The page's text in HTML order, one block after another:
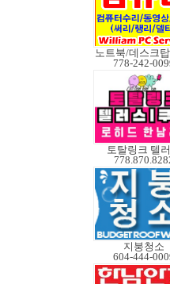
778-242-
토탈링크 텔
지붕청소
604-444-